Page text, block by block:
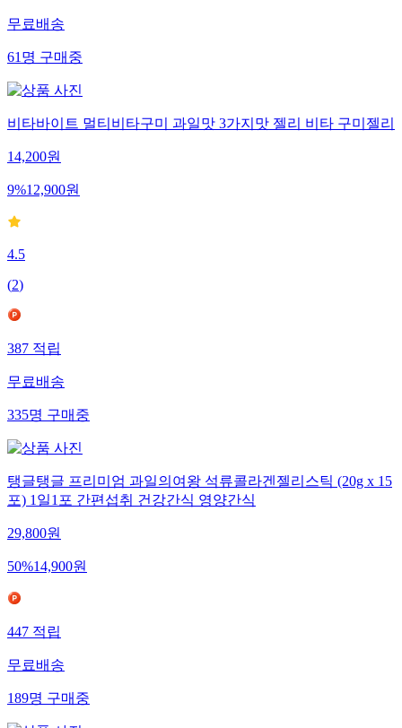
무료배송
61 명 구매중
비타바이트 멀티비타구미 과일맛 3가지맛 젤리 비타 구미젤리
14,200원
9%12,900원
4.5
(2)
387 적립
무료배송
335명 구매중
탱글탱글 프리미엄 과일의여왕 석류콜라겐젤리스틱 (20g x 15
포) 1일1포 간편섭취 건강간식 영양간식
29,800원
50%14,900원
447 적립
무료배송
189명 구매중